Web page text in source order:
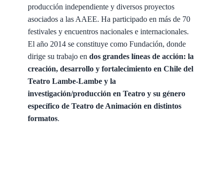
producción independiente y diversos proyectos
asociados a las AAEE. Ha participado en más de 70
festivales y encuentros nacionales e internacionales.
El año 2014 se constituye como Fundación, donde
dirige su trabajo en dos grandes líneas de acción: la
creación, desarrollo y fortalecimiento en Chile del
Teatro Lambe-Lambe y la
investigación/producción en Teatro y su género
específico de Teatro de Animación en distintos
formatos.